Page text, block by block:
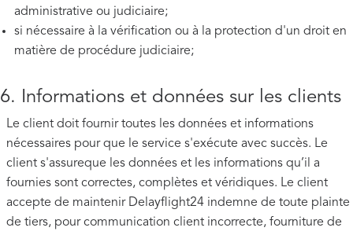
administrative ou judiciaire;
si nécessaire à la vérification ou à la protection d'un droit en
matière de procédure judiciaire;
6. Informations et données sur les clients
Le client doit fournir toutes les données et informations
nécessaires pour que le service s'exécute avec succès. Le
client s'assureque les données et les informations qu’il a
fournies sont correctes, complètes et véridiques. Le client
accepte de maintenir Delayflight24 indemne de toute plainte
de tiers, pour communication client incorrecte, fourniture de